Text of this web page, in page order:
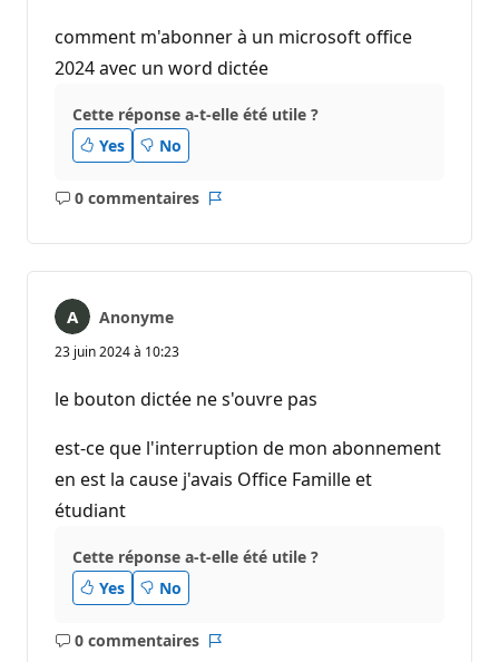
comment m'abonner à un microsoft office
2024 avec un word dictée
Cette réponse a-t-elle été utile ?
Yes
No
0 commentaires
Aucun
Anonyme
23 juin 2024 à 10:23
le bouton dictée ne s'ouvre pas
est-ce que l'interruption de mon abonnement
en est la cause j'avais Office Famille et
étudiant
Cette réponse a-t-elle été utile ?
Yes
No
0 commentaires
Aucun